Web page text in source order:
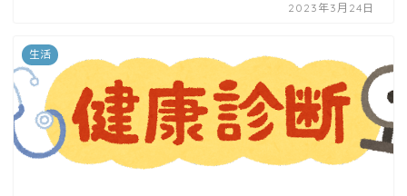
2023年3月24日
生活